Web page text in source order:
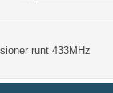
runt 433MHz